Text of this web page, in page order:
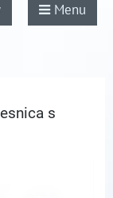
Menu
s